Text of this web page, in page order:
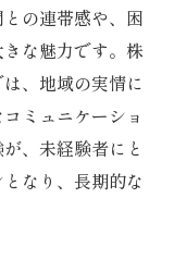
の連帯感や、困
な魅力です。株
、地域の実情に
ミュニケーショ
、未経験者にと
なり、長期的な